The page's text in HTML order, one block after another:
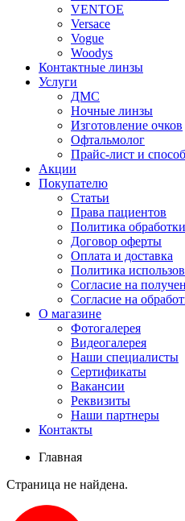
VENTOE
Versace
Vogue
Woodys
Контактные линзы
Услуги
ДМС
Ночные линзы
Изготовление очков
Офтальмолог
Прайс-лист и
Акции
Покупателю
Статьи
Права пациентов
Политика
Договор оферты
Оплата и доставка
Политика
Согласие на
Согласие на
О магазине
Фотогалерея
Видеогалерея
Наши специалисты
Сертификаты
Вакансии
Реквизиты
Наши партнеры
Контакты
Главная
Cтраница не найдена.